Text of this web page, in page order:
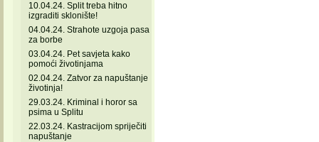
10.04.24. Split treba hitno
izgraditi sklonište!
04.04.24. Strahote uzgoja pasa
za borbe
03.04.24. Pet savjeta kako
pomoći životinjama
02.04.24. Zatvor za napuštanje
životinja!
29.03.24. Kriminal i horor sa
psima u Splitu
22.03.24. Kastracijom spriječiti
napuštanje